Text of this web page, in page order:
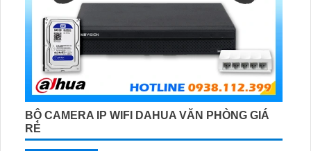
BỘ CAMERA IP WIFI DAHUA VĂN PHÒNG GIÁ
RẺ